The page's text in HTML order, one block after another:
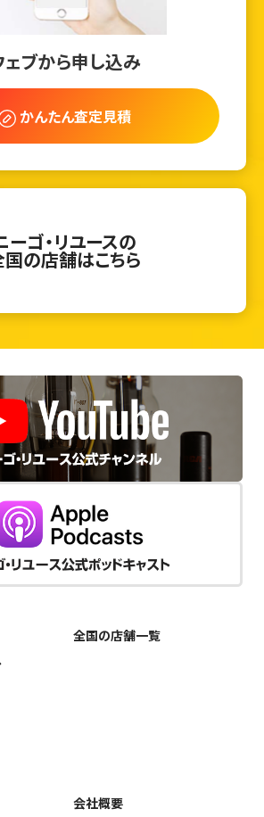
ェブから申し込み
かんたん査定見積
ーゴ・リユースの
の店舗はこちら
全国の店舗一覧
会社概要